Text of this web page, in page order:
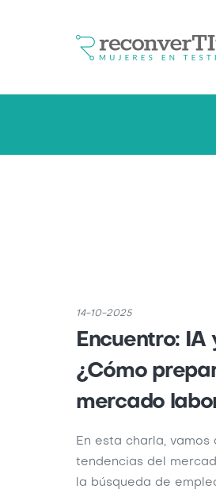
14-10-2025
Encuentro:
¿Cómo
mercado
En esta charla,
tendencias del
la búsqueda de